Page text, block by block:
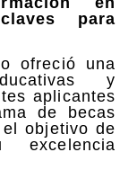
para
ofreció una
y
aplicantes
de becas
objetivo de
excelencia